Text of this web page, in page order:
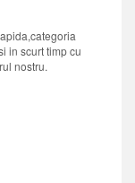
in scurt timp cu
nostru.